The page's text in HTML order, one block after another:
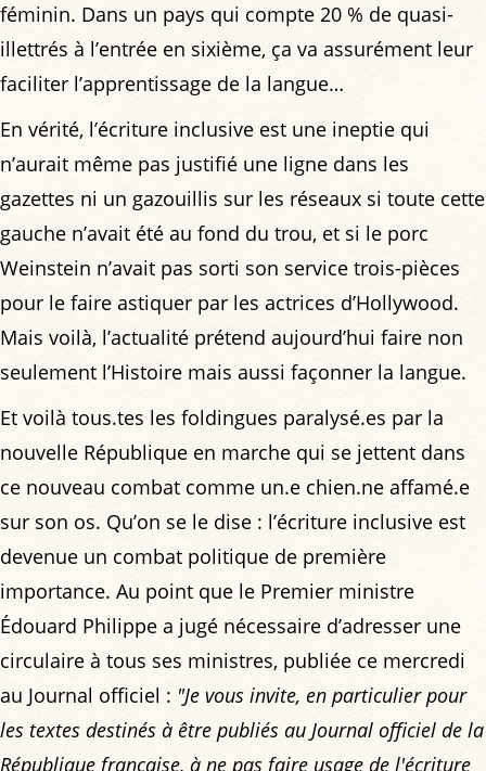
féminin. Dans un pays qui compte 20 % de quasi-
illettrés à l’entrée en sixième, ça va assurément leur
faciliter l’apprentissage de la langue…
En vérité, l’écriture inclusive est une ineptie qui
n’aurait même pas justifié une ligne dans les
gazettes ni un gazouillis sur les réseaux si toute cette
gauche n’avait été au fond du trou, et si le porc
Weinstein n’avait pas sorti son service trois-pièces
pour le faire astiquer par les actrices d’Hollywood.
Mais voilà, l’actualité prétend aujourd’hui faire non
seulement l’Histoire mais aussi façonner la langue.
Et voilà tous.tes les foldingues paralysé.es par la
nouvelle République en marche qui se jettent dans
ce nouveau combat comme un.e chien.ne affamé.e
sur son os. Qu’on se le dise : l’écriture inclusive est
devenue un combat politique de première
importance. Au point que le Premier ministre
Édouard Philippe a jugé nécessaire d’adresser une
circulaire à tous ses ministres, publiée ce mercredi
au Journal officiel : "Je vous invite, en particulier pour
les textes destinés à être publiés au Journal officiel de la
République française, à ne pas faire usage de l'écriture